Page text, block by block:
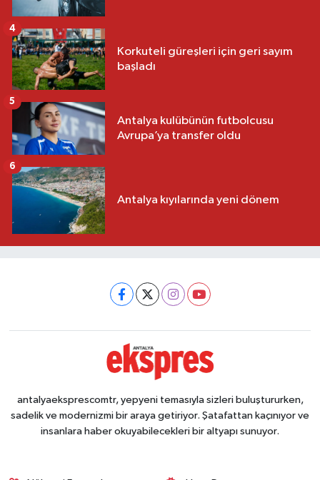
Korkuteli güreşleri için geri sayım
başladı
4
Antalya kulübünün futbolcusu
Avrupa’ya transfer oldu
5
Antalya kıyılarında yeni dönem
6
antalyaeksprescomtr, yepyeni temasıyla sizleri buluştururken,
sadelik ve modernizmi bir araya getiriyor. Şatafattan kaçınıyor ve
insanlara haber okuyabilecekleri bir altyapı sunuyor.